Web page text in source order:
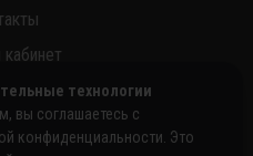
технологии
вы соглашаетесь с
конфиденциальности. Это